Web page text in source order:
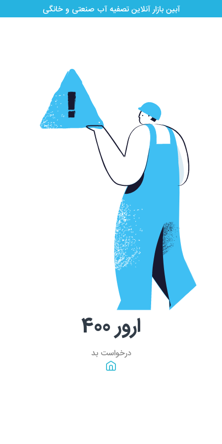
آبین بازار آنلاین تصفیه آب صنعتی و خانگی
ارور400
درخواست بد